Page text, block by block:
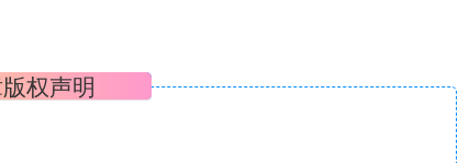
绿道系统，让人们在此漫步、欣赏风景的同时，亭受观览
和视角，从儿童的特点和需求出发，营造适合不同年龄
岁以上的各自儿童活动区域。在儿童聚集游览区域，充
权声明